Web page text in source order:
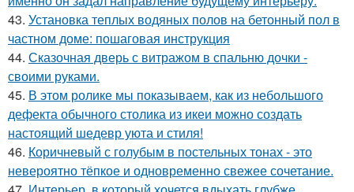
43. Установка теплых водяных полов на бетонный пол в
частном доме: пошаговая инструкция
44. Сказочная дверь с витражом в спальню дочки -
своими руками.
45. В этом ролике мы показываем, как из небольшого
дефекта обычного столика из икеи можно создать
настоящий шедевр уюта и стиля!
46. Коричневый с голубым в постельных тонах - это
невероятно тёпкое и одновременно свежее сочетание.